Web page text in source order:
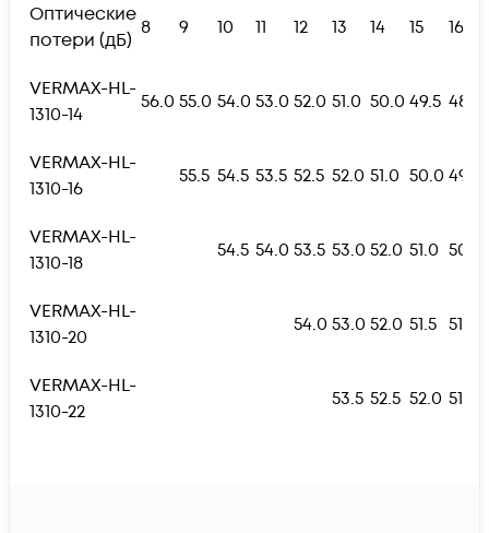
Оптические
потери (дБ)
8 9 10 11 12 13 14 15 16
VERMAX-HL-
1310-14
56.0 55.0 54.0 53.0 52.0 51.0 50.0 49.5 48.5
VERMAX-HL-
1310-16
55.5 54.5 53.5 52.5 52.0 51.0 50.0 49.0
VERMAX-HL-
1310-18
54.5 54.0 53.5 53.0 52.0 51.0 50.0
VERMAX-HL-
1310-20
54.0 53.0 52.0 51.5 51.0
VERMAX-HL-
1310-22
53.5 52.5 52.0 51.5